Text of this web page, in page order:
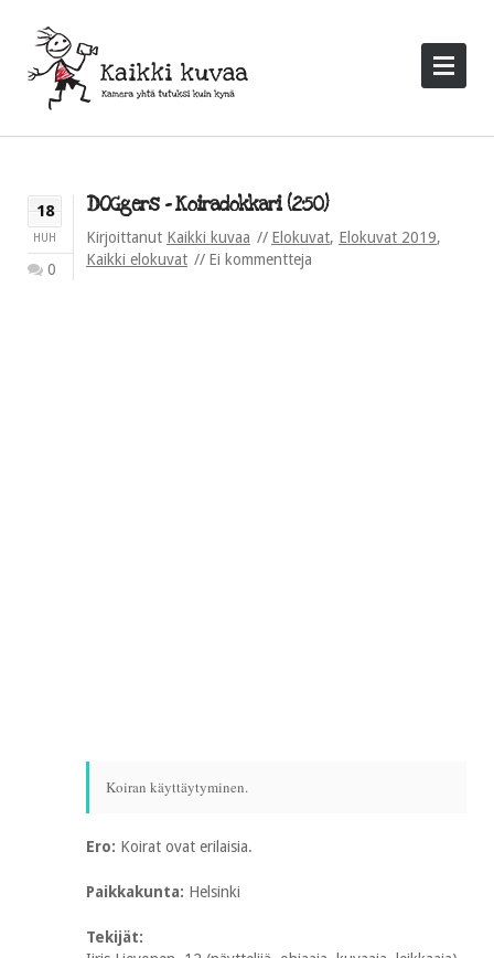
18
HUH
0
DOGgers – Koiradokkari (2:50)
Kirjoittanut Kaikki kuvaa Elokuvat, Elokuvat 2019,
Kaikki elokuvat
Ei kommentteja
Koiran käyttäytyminen.
Ero: Koirat ovat erilaisia.
Paikkakunta: Helsinki
Tekijät: